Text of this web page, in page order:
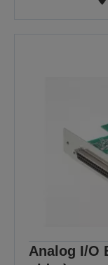
Analog I/O